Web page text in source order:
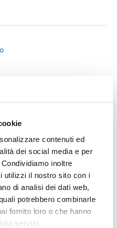
contenuti ed
dei social media e per
inoltre
utilizzi il nostro sito con i
di analisi dei dati web,
potrebbero combinarle
fornito loro o che hanno
servizi.
anche